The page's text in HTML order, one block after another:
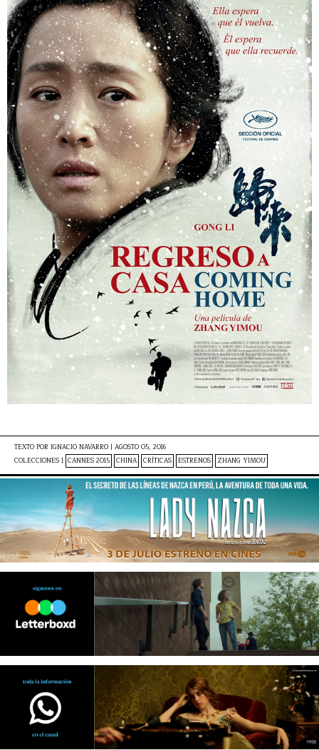
TEXTO POR IGNACIO NAVARRO | AGOSTO 05, 2016
COLECCIONES | CANNES 2015 CHINA CRÍTICAS ESTRENOS ZHANG YIMOU